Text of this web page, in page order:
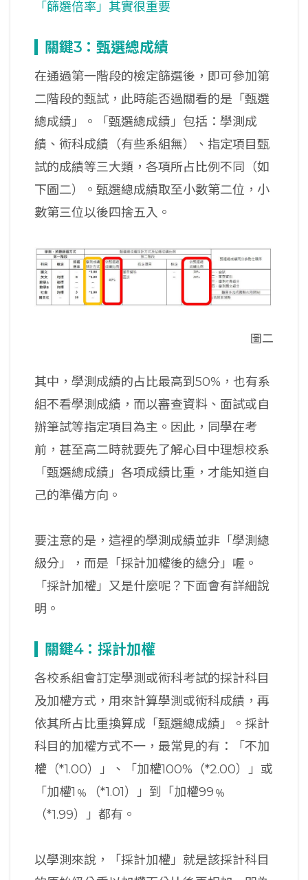
「篩選倍率」其實很重要
關鍵3：甄選總成績
在通過第一階段的檢定篩選後，即可參加第
二階段的甄試，此時能否過關看的是「甄選
總成績」。「甄選總成績」包括：學測成
績、術科成績（有些系組無）、指定項目甄
試的成績等三大類，各項所占比例不同（如
下圖二）。甄選總成績取至小數第二位，小
數第三位以後四捨五入。
圖二
其中，學測成績的占比最高到50%，也有系
組不看學測成績，而以審查資料、面試或自
辦筆試等指定項目為主。因此，同學在考
前，甚至高二時就要先了解心目中理想校系
「甄選總成績」各項成績比重，才能知道自
己的準備方向。
要注意的是，這裡的學測成績並非「學測總
級分」，而是「採計加權後的總分」喔。
「採計加權」又是什麼呢？下面會有詳細說
明。
關鍵4：採計加權
各校系組會訂定學測或術科考試的採計科目
及加權方式，用來計算學測或術科成績，再
依其所占比重換算成「甄選總成績」。採計
科目的加權方式不一，最常見的有：「不加
權（*1.00）」、「加權100%（*2.00）」或
「加權1﹪（*1.01）」到「加權99﹪
（*1.99）」都有。
以學測來說，「採計加權」就是該採計科目